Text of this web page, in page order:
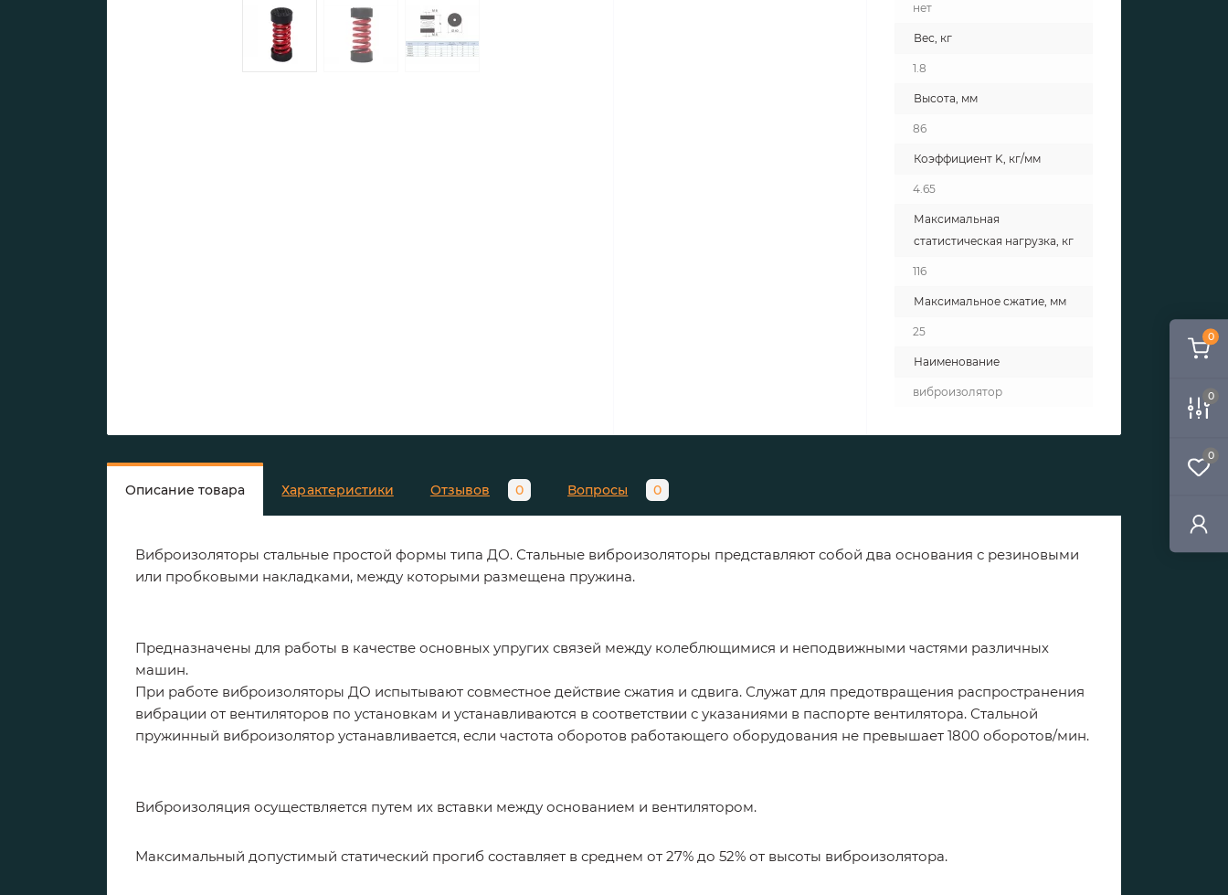
0
0
0
нет
Вес, кг
1.8
Высота, мм
86
Коэффициент K, кг/мм
4.65
Максимальная
статистическая нагрузка, кг
116
Максимальное сжатие, мм
25
Наименование
виброизолятор
Описание товара Характеристики Отзывов 0 Вопросы 0
Виброизоляторы стальные простой формы типа ДО. Стальные виброизоляторы представляют собой два основания с резиновыми
или пробковыми накладками, между которыми размещена пружина.
Предназначены для работы в качестве основных упругих связей между колеблющимися и неподвижными частями различных
машин.
При работе виброизоляторы ДО испытывают совместное действие сжатия и сдвига. Служат для предотвращения распространения
вибрации от вентиляторов по установкам и устанавливаются в соответствии с указаниями в паспорте вентилятора. Стальной
пружинный виброизолятор устанавливается, если частота оборотов работающего оборудования не превышает 1800 оборотов/мин.
Виброизоляция осуществляется путем их вставки между основанием и вентилятором.
Максимальный допустимый статический прогиб составляет в среднем от 27% до 52% от высоты виброизолятора.